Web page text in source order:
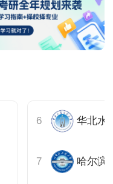
华北水
哈尔滨